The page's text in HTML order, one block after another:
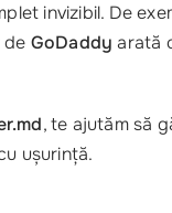
invizibil. De
de GoDaddy arată
, te ajutăm să
ușurință.